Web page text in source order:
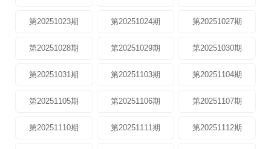
第20251023期 第20251024期 第20251027期
第20251028期 第20251029期 第20251030期
第20251031期 第20251103期 第20251104期
第20251105期 第20251106期 第20251107期
第20251110期 第20251111期 第20251112期